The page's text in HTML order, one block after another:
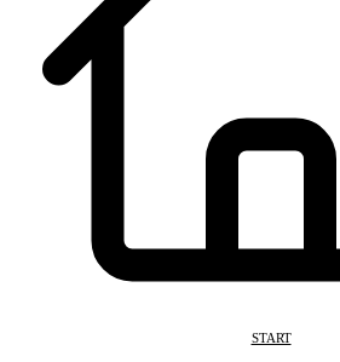
START